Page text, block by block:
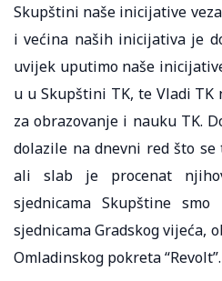
Skupštini naše inicijative
i većina naših inicijativa je
uvijek uputimo naše
u u Skupštini TK, te Vladi
za obrazovanje i nauku TK.
dolazile na dnevni red što
ali slab je procenat
sjednicama Skupštine
sjednicama Gradskog vijeća,
Omladinskog pokreta “Revolt”.